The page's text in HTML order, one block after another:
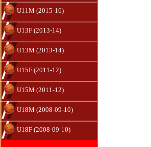
U11M (2015-16)
U13F (2013-14)
U13M (2013-14)
U15F (2011-12)
U15M (2011-12)
U18M (2008-09-10)
U18F (2008-09-10)